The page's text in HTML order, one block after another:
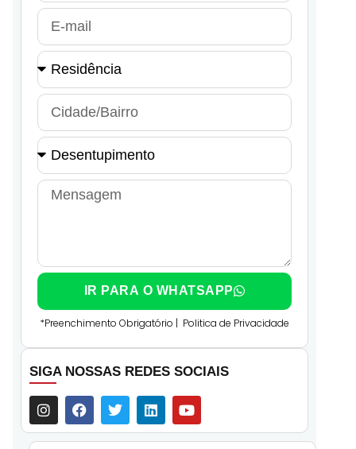
IR PARA O WHATSAPP
*Preenchimento Obrigatório | Politica de Privacidade
SIGA NOSSAS REDES SOCIAIS